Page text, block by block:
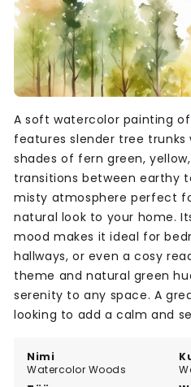
Nimi
Watercolor Woods
A soft watercolor painting
features slender tree
shades of fern green,
transitions between earthy
misty atmosphere perfect
natural look to your home.
mood makes it ideal for
hallways, or even a cosy
theme and natural green
serenity to any space. A
looking to add a calm and